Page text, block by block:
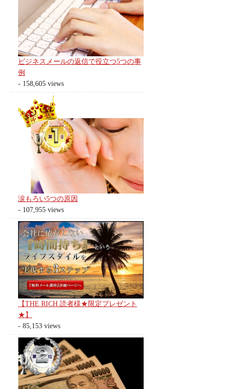
ビジネスメールの返信で役立つ5つの事
例
- 158,605 views
涙もろい5つの原因
- 107,955 views
【THE RICH 読者様★限定プレゼント
★】
- 85,153 views